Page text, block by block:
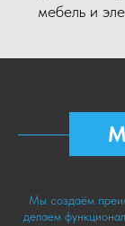
мебель и
Мы создаём
делаем